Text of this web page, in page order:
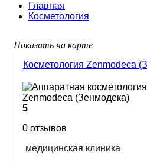
Главная
Косметология
Показать на карте
Косметология Zenmodeca
5
0 отзывов
медицинская клиника